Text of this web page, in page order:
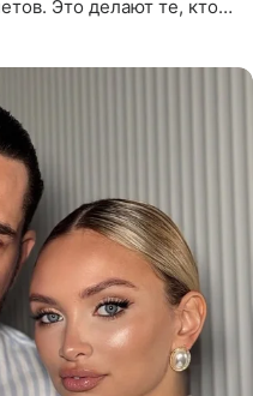
Это делают те, кто